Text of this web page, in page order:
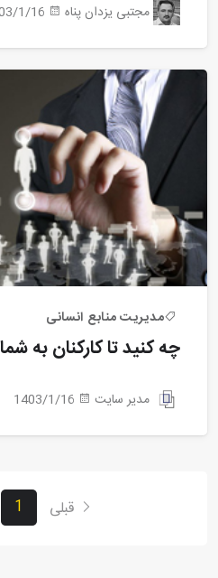
مجتبی یزدان پناه 1/16
مدیریت منابع انسانی
چه کنید تا کارکنان به
مدیر سایت 1403/1/16
قبلی 1